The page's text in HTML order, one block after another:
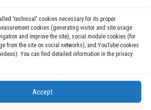
'technical' cookies necessary for its proper
cookies (generating visitor and site usage
and improve the site), social module cookies (for
from the site on social networks), and YouTube cookies
You can find detailed information in the privacy
Accept
H3C 0B4